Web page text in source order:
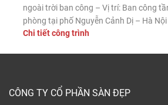
ngoài trời ban công – Vị trí: Ban công
phòng tại phố Nguyễn Cảnh Dị – Hà
Sàn gỗ nhựa ngoài trời Tecwood mã
Chi tiết công trình
CÔNG TY CỔ PHẦN SÀN ĐẸP